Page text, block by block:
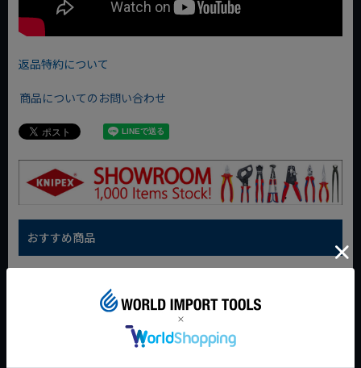
返品特約について
商品についてのお問い合わせ
おすすめ商品